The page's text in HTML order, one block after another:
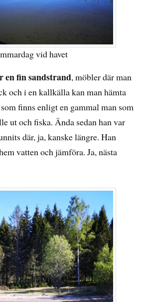
vid havet
en fin sandstrand, möbler där man
och i en kallkälla kan man hämta
finns enligt en gammal man som
ut och fiska. Ända sedan han var
där, ja, kanske längre. Han
vatten och jämföra. Ja, nästa